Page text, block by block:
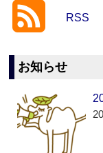
RSS
お知らせ